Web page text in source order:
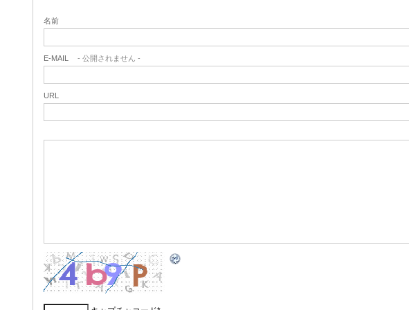
名前
E-MAIL - 公開されません -
URL